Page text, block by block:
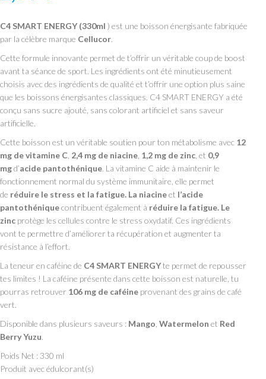
C4 SMART ENERGY (330ml ) est une boisson énergisante fabriquée
par la célèbre marque Cellucor.
Cette formule innovante permet de t’offrir un véritable coup de boost
avant ta séance de sport. Les ingrédients ont été minutieusement
choisis avec des ingrédients de qualité et t’offrir une option plus saine
que les boissons énergisantes classiques. C4 SMART ENERGY a été
conçu sans sucre ajouté, sans colorant artificiel et sans saveur
artificielle.
Cette boisson est un véritable soutien pour ton métabolisme avec 12
mg devitamine C 2,4 mg de niacine 1,2 mg de zinc , et 0,9
mgd’acide pantothénique. La vitamine C aide à maintenir le
fonctionnement normal du système immunitaire, elle permet
de réduire le stress et la fatigue. La niacineet l’acide
pantothéniquecontribuent également à réduire la fatigue. Le
zinc protège les cellules contre le stress oxydatif. Ces ingrédients
vont te permettre d’améliorer ta récupération et augmenter ta
résistance à l’effort.
La teneur en caféine de C4 SMART ENERGYte permet de repousser
tes limites ! La caféine présente dans cette boisson est naturelle, tu
pourras retrouver 106 mg de caféine provenant des grains de café
vert.
Disponible dans plusieurs saveurs : Mango Watermelon et Red
Berry Yuzu.
Poids Net : 330 ml
Produit avec édulcorant(s)